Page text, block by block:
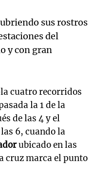
sus rostros
del
y con gran
cuatro recorridos
la 1 de la
de las 4 y el
6, cuando la
ubicado en las
cruz marca el punto